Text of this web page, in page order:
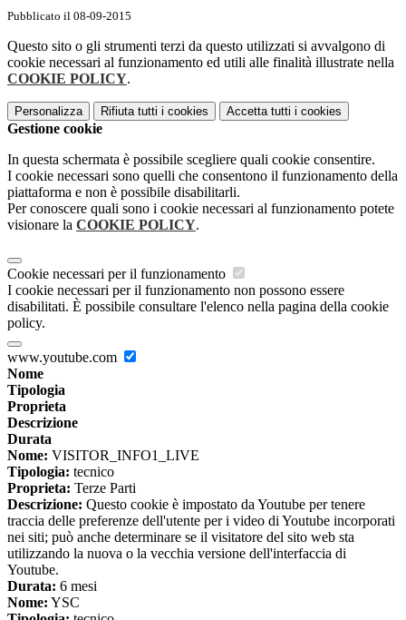
Pubblicato il 08-09-2015
Questo sito o gli strumenti terzi da questo utilizzati si avvalgono di
cookie necessari al funzionamento ed utili alle finalità illustrate nella
COOKIE POLICY.
Personalizza Rifiuta tutti i cookies Accetta tutti i cookies
Gestione cookie
In questa schermata è possibile scegliere quali cookie consentire.
I cookie necessari sono quelli che consentono il funzionamento della
piattaforma e non è possibile disabilitarli.
Per conoscere quali sono i cookie necessari al funzionamento potete
visionare la COOKIE POLICY.
Cookie necessari per il funzionamento
I cookie necessari per il funzionamento non possono essere
disabilitati. È possibile consultare l'elenco nella pagina della cookie
policy.
www.youtube.com
Nome
Tipologia
Proprieta
Descrizione
Durata
Nome: VISITOR_INFO1_LIVE
Tipologia: tecnico
Proprieta: Terze Parti
Descrizione: Questo cookie è impostato da Youtube per tenere
traccia delle preferenze dell'utente per i video di Youtube incorporati
nei siti; può anche determinare se il visitatore del sito web sta
utilizzando la nuova o la vecchia versione dell'interfaccia di
Youtube.
Durata: 6 mesi
Nome: YSC